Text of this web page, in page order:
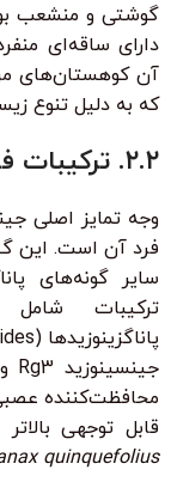
گوشتی و منشعب
دارای ساقه‌ای
که به دلیل تنوع
۲.۲. ترکیبات فیتوشیمیایی متمایز
وجه تمایز اصلی
فرد آن است. این
سایر گونه‌های
محافظت‌کننده
قابل توجهی
quinquefolius